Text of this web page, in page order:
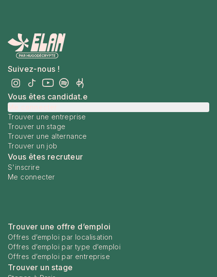
Suivez-nous !
Vous êtes candidat.e
Trouver une entreprise
Trouver un stage
Trouver une alternance
Trouver un job
Vous êtes recruteur
S'inscrire
Me connecter
Trouver une offre d’emploi
Offres d’emploi par localisation
Offres d’emploi par type d’emploi
Offres d’emploi par entreprise
Trouver un stage